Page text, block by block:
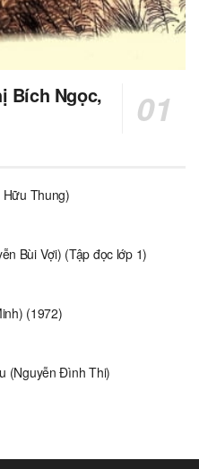
Bích Ngọc,
Hữu Thung)
Bùi Vợi) (Tập đọc lớp 1)
(1972)
(Nguyễn Đình Thi)